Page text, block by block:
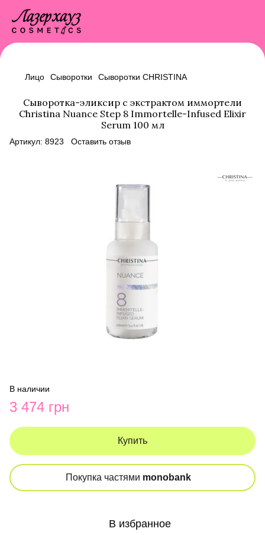
Лицо Сыворотки Сыворотки CHRISTINA
Сыворотка-эликсир с экстрактом иммортели
Christina Nuance Step 8 Immortelle-Infused Elixir
Serum 100 мл
Артикул: 8923 Оставить отзыв
В наличии
3 474 грн
Купить
Покупка частями monobank
В избранное